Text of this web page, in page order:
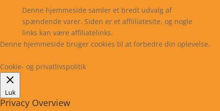
Denne hjemmeside samler et bredt udvalg af
spændende varer. Siden er et affiiliatesite, og nogle
links kan være affiliatelinks.
Denne hjemmeside bruger cookies til at forbedre din oplevelse.
Cookie- og privatlivspolitik
Luk
Privacy Overview